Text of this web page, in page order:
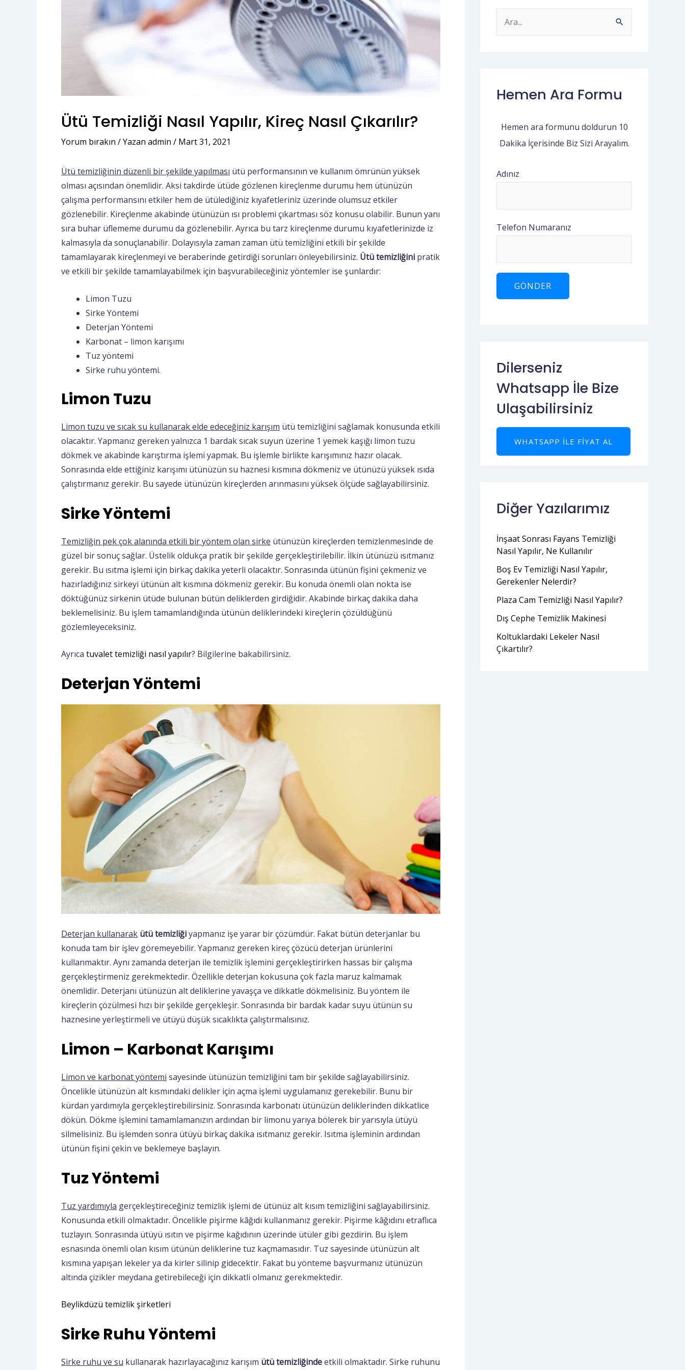
Ütü Temizliği Nasıl Yapılır, Kireç Nasıl Çıkarılır?
Yorum bırakın / Yazan admin / Mart 31, 2021
Ütü temizliğinin düzenli bir şekilde yapılması ütü performansının ve kullanım ömrünün yüksek
olması açısından önemlidir. Aksi takdirde ütüde gözlenen kireçlenme durumu hem ütünüzün
çalışma performansını etkiler hem de ütülediğiniz kıyafetleriniz üzerinde olumsuz etkiler
gözlenebilir. Kireçlenme akabinde ütünüzün ısı problemi çıkartması söz konusu olabilir. Bunun yanı
sıra buhar üflememe durumu da gözlenebilir. Ayrıca bu tarz kireçlenme durumu kıyafetlerinizde iz
kalmasıyla da sonuçlanabilir. Dolayısıyla zaman zaman ütü temizliğini etkili bir şekilde
tamamlayarak kireçlenmeyi ve beraberinde getirdiği sorunları önleyebilirsiniz. Ütü temizliğini pratik
ve etkili bir şekilde tamamlayabilmek için başvurabileceğiniz yöntemler ise şunlardır:
Limon Tuzu
Sirke Yöntemi
Deterjan Yöntemi
Karbonat – limon karışımı
Tuz yöntemi
Sirke ruhu yöntemi.
Limon Tuzu
Limon tuzu ve sıcak su kullanarak elde edeceğiniz karışım ütü temizliğini sağlamak konusunda etkili
olacaktır. Yapmanız gereken yalnızca 1 bardak sıcak suyun üzerine 1 yemek kaşığı limon tuzu
dökmek ve akabinde karıştırma işlemi yapmak. Bu işlemle birlikte karışımınız hazır olacak.
Sonrasında elde ettiğiniz karışımı ütünüzün su haznesi kısmına dökmeniz ve ütünüzü yüksek ısıda
çalıştırmanız gerekir. Bu sayede ütünüzün kireçlerden arınmasını yüksek ölçüde sağlayabilirsiniz.
Sirke Yöntemi
Temizliğin pek çok alanında etkili bir yöntem olan sirke ütünüzün kireçlerden temizlenmesinde de
güzel bir sonuç sağlar. Üstelik oldukça pratik bir şekilde gerçekleştirilebilir. İlkin ütünüzü ısıtmanız
gerekir. Bu ısıtma işlemi için birkaç dakika yeterli olacaktır. Sonrasında ütünün fişini çekmeniz ve
hazırladığınız sirkeyi ütünün alt kısmına dökmeniz gerekir. Bu konuda önemli olan nokta ise
döktüğünüz sirkenin ütüde bulunan bütün deliklerden girdiğidir. Akabinde birkaç dakika daha
beklemelisiniz. Bu işlem tamamlandığında ütünün deliklerindeki kireçlerin çözüldüğünü
gözlemleyeceksiniz.
Ayrıca tuvalet temizliği nasıl yapılır? Bilgilerine bakabilirsiniz.
Deterjan Yöntemi
Deterjan kullanarak ütü temizliğiyapmanız işe yarar bir çözümdür. Fakat bütün deterjanlar bu
konuda tam bir işlev göremeyebilir. Yapmanız gereken kireç çözücü deterjan ürünlerini
kullanmaktır. Aynı zamanda deterjan ile temizlik işlemini gerçekleştirirken hassas bir çalışma
gerçekleştirmeniz gerekmektedir. Özellikle deterjan kokusuna çok fazla maruz kalmamak
önemlidir. Deterjanı ütünüzün alt deliklerine yavaşça ve dikkatle dökmelisiniz. Bu yöntem ile
kireçlerin çözülmesi hızı bir şekilde gerçekleşir. Sonrasında bir bardak kadar suyu ütünün su
haznesine yerleştirmeli ve ütüyü düşük sıcaklıkta çalıştırmalısınız.
Limon – Karbonat Karışımı
Limon ve karbonat yöntemi sayesinde ütünüzün temizliğini tam bir şekilde sağlayabilirsiniz.
Öncelikle ütünüzün alt kısmındaki delikler için açma işlemi uygulamanız gerekebilir. Bunu bir
kürdan yardımıyla gerçekleştirebilirsiniz. Sonrasında karbonatı ütünüzün deliklerinden dikkatlice
dökün. Dökme işlemini tamamlamanızın ardından bir limonu yarıya bölerek bir yarısıyla ütüyü
silmelisiniz. Bu işlemden sonra ütüyü birkaç dakika ısıtmanız gerekir. Isıtma işleminin ardından
ütünün fişini çekin ve beklemeye başlayın.
Tuz Yöntemi
Tuz yardımıyla gerçekleştireceğiniz temizlik işlemi de ütünüz alt kısım temizliğini sağlayabilirsiniz.
Konusunda etkili olmaktadır. Öncelikle pişirme kâğıdı kullanmanız gerekir. Pişirme kâğıdını etraflıca
tuzlayın. Sonrasında ütüyü ısıtın ve pişirme kağıdının üzerinde ütüler gibi gezdirin. Bu işlem
esnasında önemli olan kısım ütünün deliklerine tuz kaçmamasıdır. Tuz sayesinde ütünüzün alt
kısmına yapışan lekeler ya da kirler silinip gidecektir. Fakat bu yönteme başvurmanız ütünüzün
altında çizikler meydana getirebileceği için dikkatli olmanız gerekmektedir.
Beylikdüzü temizlik şirketleri
Sirke Ruhu Yöntemi
Sirke ruhu ve su kullanarak hazırlayacağınız karışım ütü temizliğindeetkili olmaktadır. Sirke ruhunu
c
o
Hemen Ara Formu
Hemen ara formunu doldurun 10
Dakika İçerisinde Biz Sizi Arayalım.
Adınız
Telefon Numaranız
Dilerseniz
Whatsapp İle Bize
Ulaşabilirsiniz
WHATSAPP ILE FIYAT AL
Diğer Yazılarımız
İnşaat Sonrası Fayans Temizliği
Nasıl Yapılır, Ne Kullanılır
Boş Ev Temizliği Nasıl Yapılır,
Gerekenler Nelerdir?
Plaza Cam Temizliği Nasıl Yapılır?
Dış Cephe Temizlik Makinesi
Koltuklardaki Lekeler Nasıl
Çıkartılır?